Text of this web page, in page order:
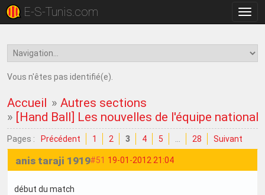
la
E-S-Tunis.com
Vous n'êtes pas identifié(e).
Accueil »Autres sections
» [Hand Ball] Les nouvelles de l'équipe nationale
Pages : Précédent 1 2 3 4 5 28 Suivant
#51 19-01-2012 21:04
anis taraji 1919
début du match